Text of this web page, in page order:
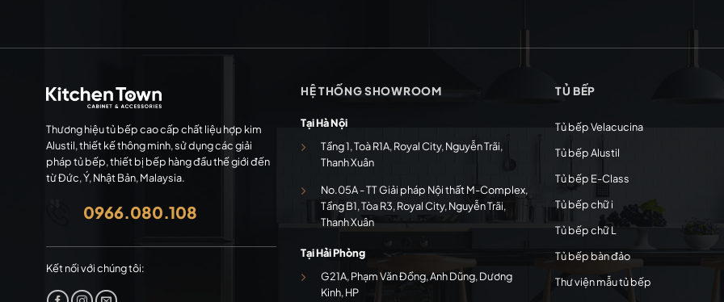
Thương hiệu tủ bếp cao cấp chất liệu hợp kim
Alustil, thiết kế thông minh, sử dụng các giải
pháp tủ bếp, thiết bị bếp hàng đầu thế giới đến
từ Đức, Ý, Nhật Bản, Malaysia.
0966.080.108
Kết nối với chúng tôi:
HỆ THỐNG SHOWROOM
Tại Hà Nội
Tầng 1, Toà R1A, Royal City, Nguyễn Trãi,
Thanh Xuân
No.05A - TT Giải pháp Nội thất M-Complex,
Tầng B1, Tòa R3, Royal City, Nguyễn Trãi,
Thanh Xuân
Tại Hải Phòng
G21A, Phạm Văn Đồng, Anh Dũng, Dương
Kinh, HP
TỦ BẾP
Tủ bếp Velacucina
Tủ bếp Alustil
Tủ bếp E-Class
Tủ bếp chữ i
Tủ bếp chữ L
Tủ bếp bàn đảo
Thư viện mẫu tủ bếp